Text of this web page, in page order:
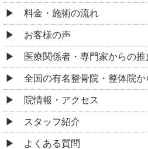
料金・施術の流れ
お客様の声
医療関係者・専門家からの推
全国の有名整骨院・整体院か
院情報・アクセス
スタッフ紹介
よくある質問